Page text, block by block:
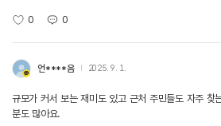
0 0
언****음 2025. 9. 1.
규모가 커서 보는 재미도 있고 근처 주민들도 자주 찾
분도 많아요.